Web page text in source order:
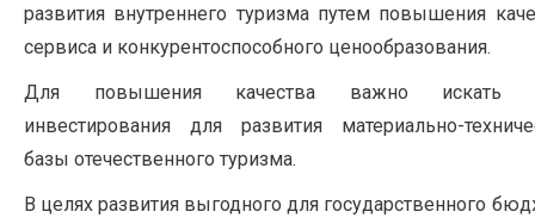
развития внутреннего туризма путем повышения
сервиса и конкурентоспособного ценообразования.
Для повышения качества важно искать
инвестирования для развития материально-
базы отечественного туризма.
В целях развития выгодного для государственного